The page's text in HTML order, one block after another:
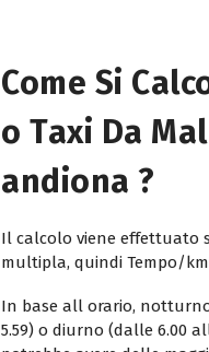
Come Si
O Taxi Da
Andiona ?
Il calcolo viene effettuato
multipla, quindi Tempo/
In base all orario,
5.59) o diurno (dalle 6.00